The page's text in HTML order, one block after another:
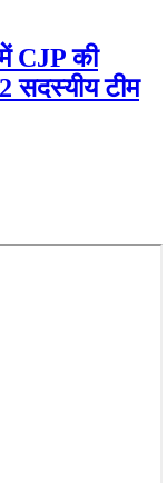
CJP की
सदस्यीय टीम